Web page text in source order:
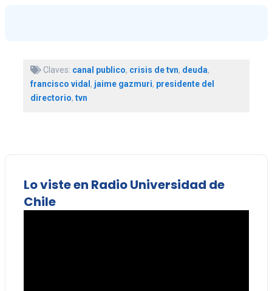
Claves: canal publico, crisis de tvn, deuda,
francisco vidal , jaime gazmuri, presidente del
directorio, tvn
Lo viste en Radio Universidad de
Chile